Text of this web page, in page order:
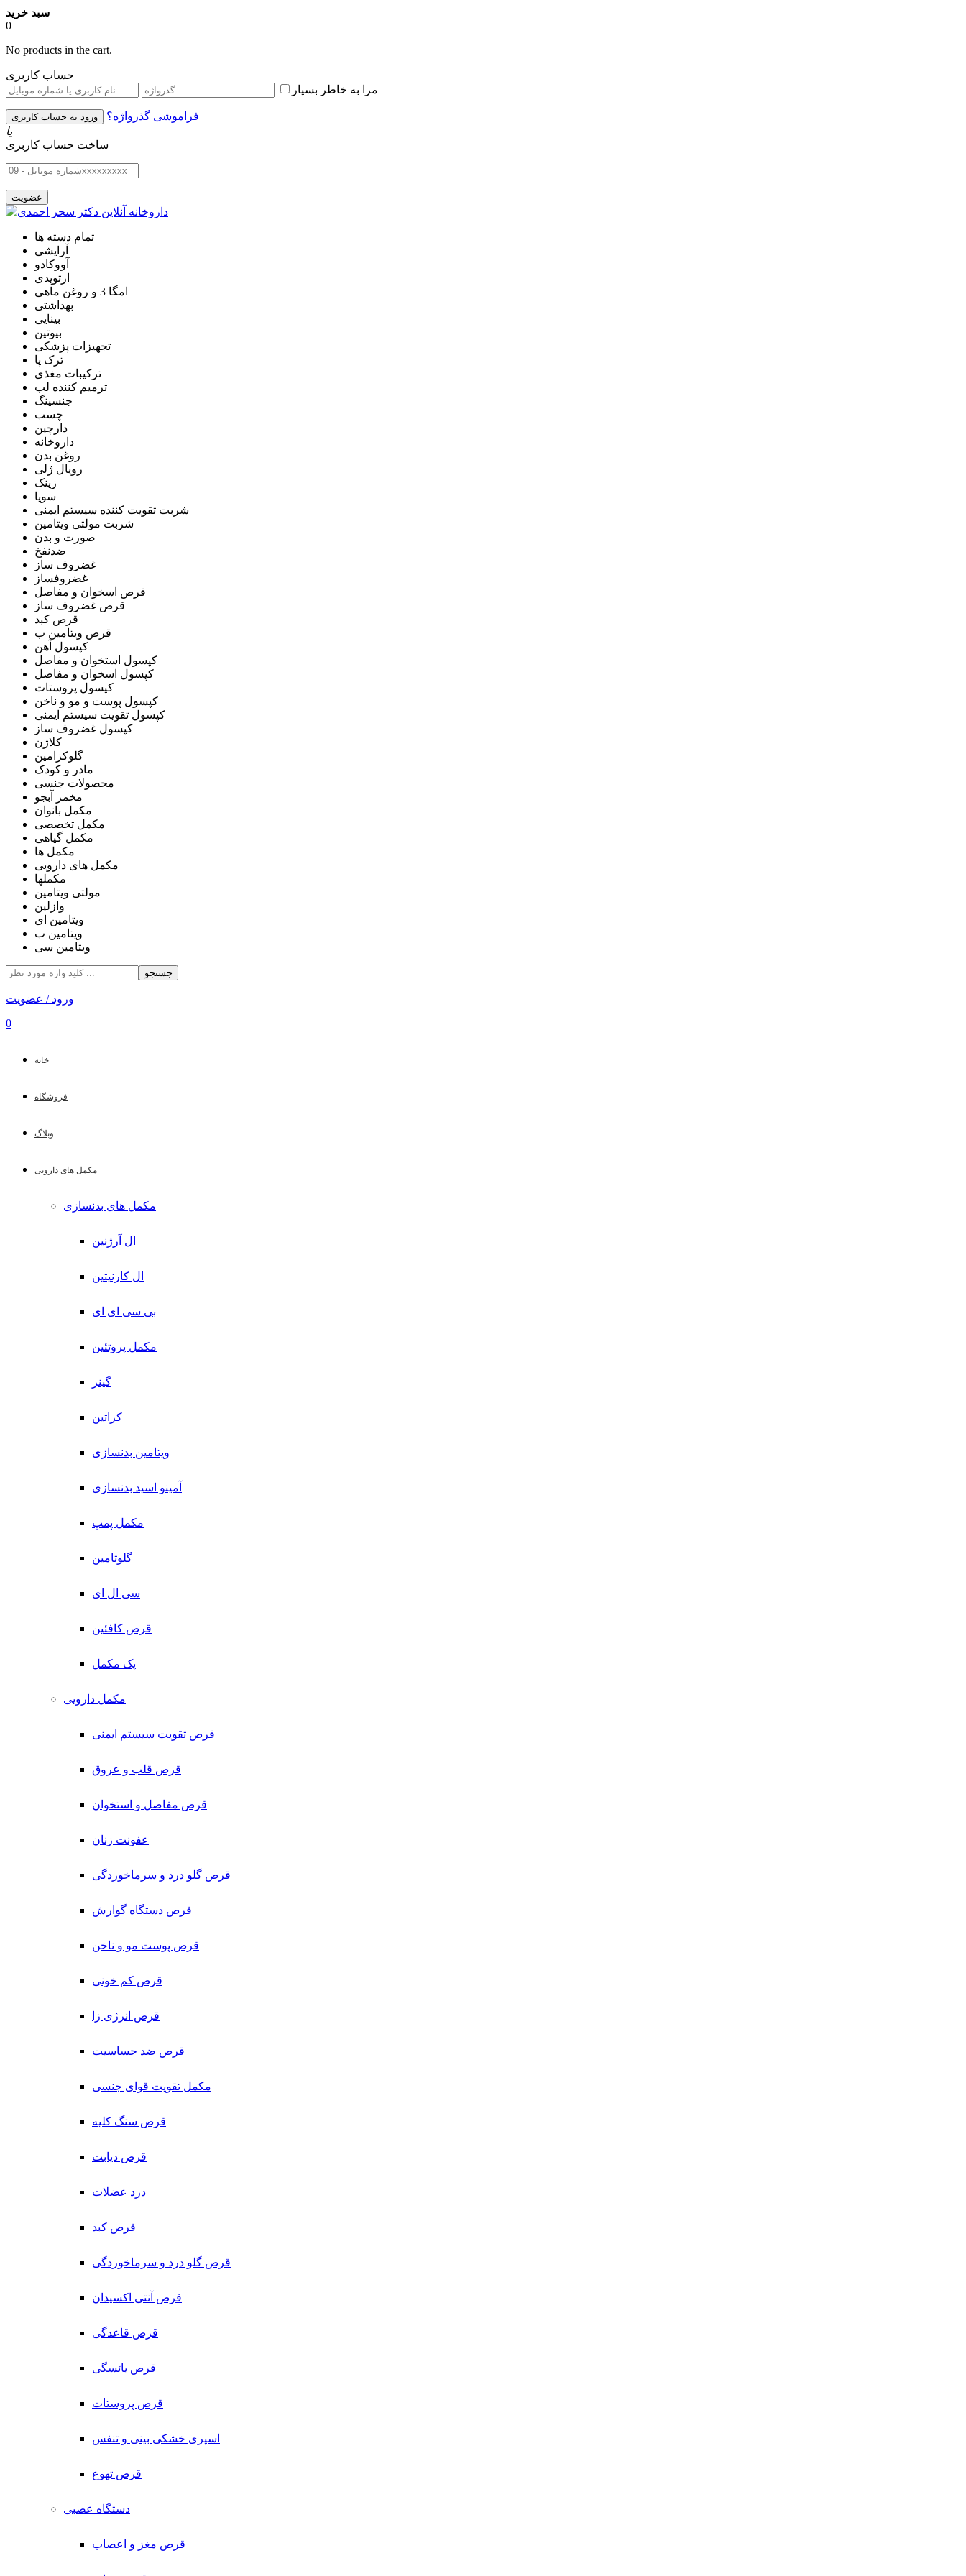
سبد خرید
0
No products in the cart.
حساب کاربری
مرا به خاطر بسپار
فراموشی گذرواژه؟
یا
ساخت حساب کاربری
تمام دسته ها
آرایشی
آووکادو
ارتوپدی
امگا 3 و روغن ماهی
بهداشتی
بینایی
بیوتین
تجهیزات پزشکی
ترک پا
ترکیبات مغذی
ترمیم کننده لب
جنسینگ
چسب
دارچین
داروخانه
روغن بدن
رویال ژلی
زینک
سویا
شربت تقویت کننده سیستم ایمنی
شربت مولتی ویتامین
صورت و بدن
ضدنفخ
غضروف ساز
غضروفساز
قرص اسخوان و مفاصل
قرص غضروف ساز
قرص کبد
قرص ویتامین ب
کپسول آهن
کپسول استخوان و مفاصل
کپسول اسخوان و مفاصل
کپسول پروستات
کپسول پوست و مو و ناخن
کپسول تقویت سیستم ایمنی
کپسول غضروف ساز
کلاژن
گلوکزامین
مادر و کودک
محصولات جنسی
مخمر آبجو
مکمل بانوان
مکمل تخصصی
مکمل گیاهی
مکمل ها
مکمل های دارویی
مکملها
مولتی ویتامین
وازلین
ویتامین ای
ویتامین ب
ویتامین سی
جستجو
ورود / عضویت
0
خانه
فروشگاه
وبلاگ
مکمل های دارویی
مکمل های بدنسازی
ال آرژنین
ال کارنیتین
بی سی ای ای
مکمل پروتئین
گینر
کراتین
ویتامین بدنسازی
آمینو اسید بدنسازی
مکمل پمپ
گلوتامین
سی ال ای
قرص کافئین
پک مکمل
مکمل دارویی
قرص تقویت سیستم ایمنی
قرص قلب و عروق
قرص مفاصل و استخوان
عفونت زنان
قرص گلو درد و سرماخوردگی
قرص دستگاه گوارش
قرص پوست مو و ناخن
قرص کم خونی
قرص انرژی زا
قرص ضد حساسیت
مکمل تقویت قوای جنسی
قرص سنگ کلیه
قرص دیابت
درد عضلات
قرص کبد
قرص گلو درد و سرماخوردگی
قرص آنتی اکسیدان
قرص قاعدگی
قرص یائسگی
قرص پروستات
اسپری خشکی بینی و تنفس
قرص تهوع
دستگاه عصبی
قرص مغز و اعصاب